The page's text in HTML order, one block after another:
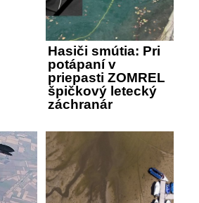
Hasiči smútia: Pri
potápaní v
priepasti ZOMREL
špičkový letecký
záchranár